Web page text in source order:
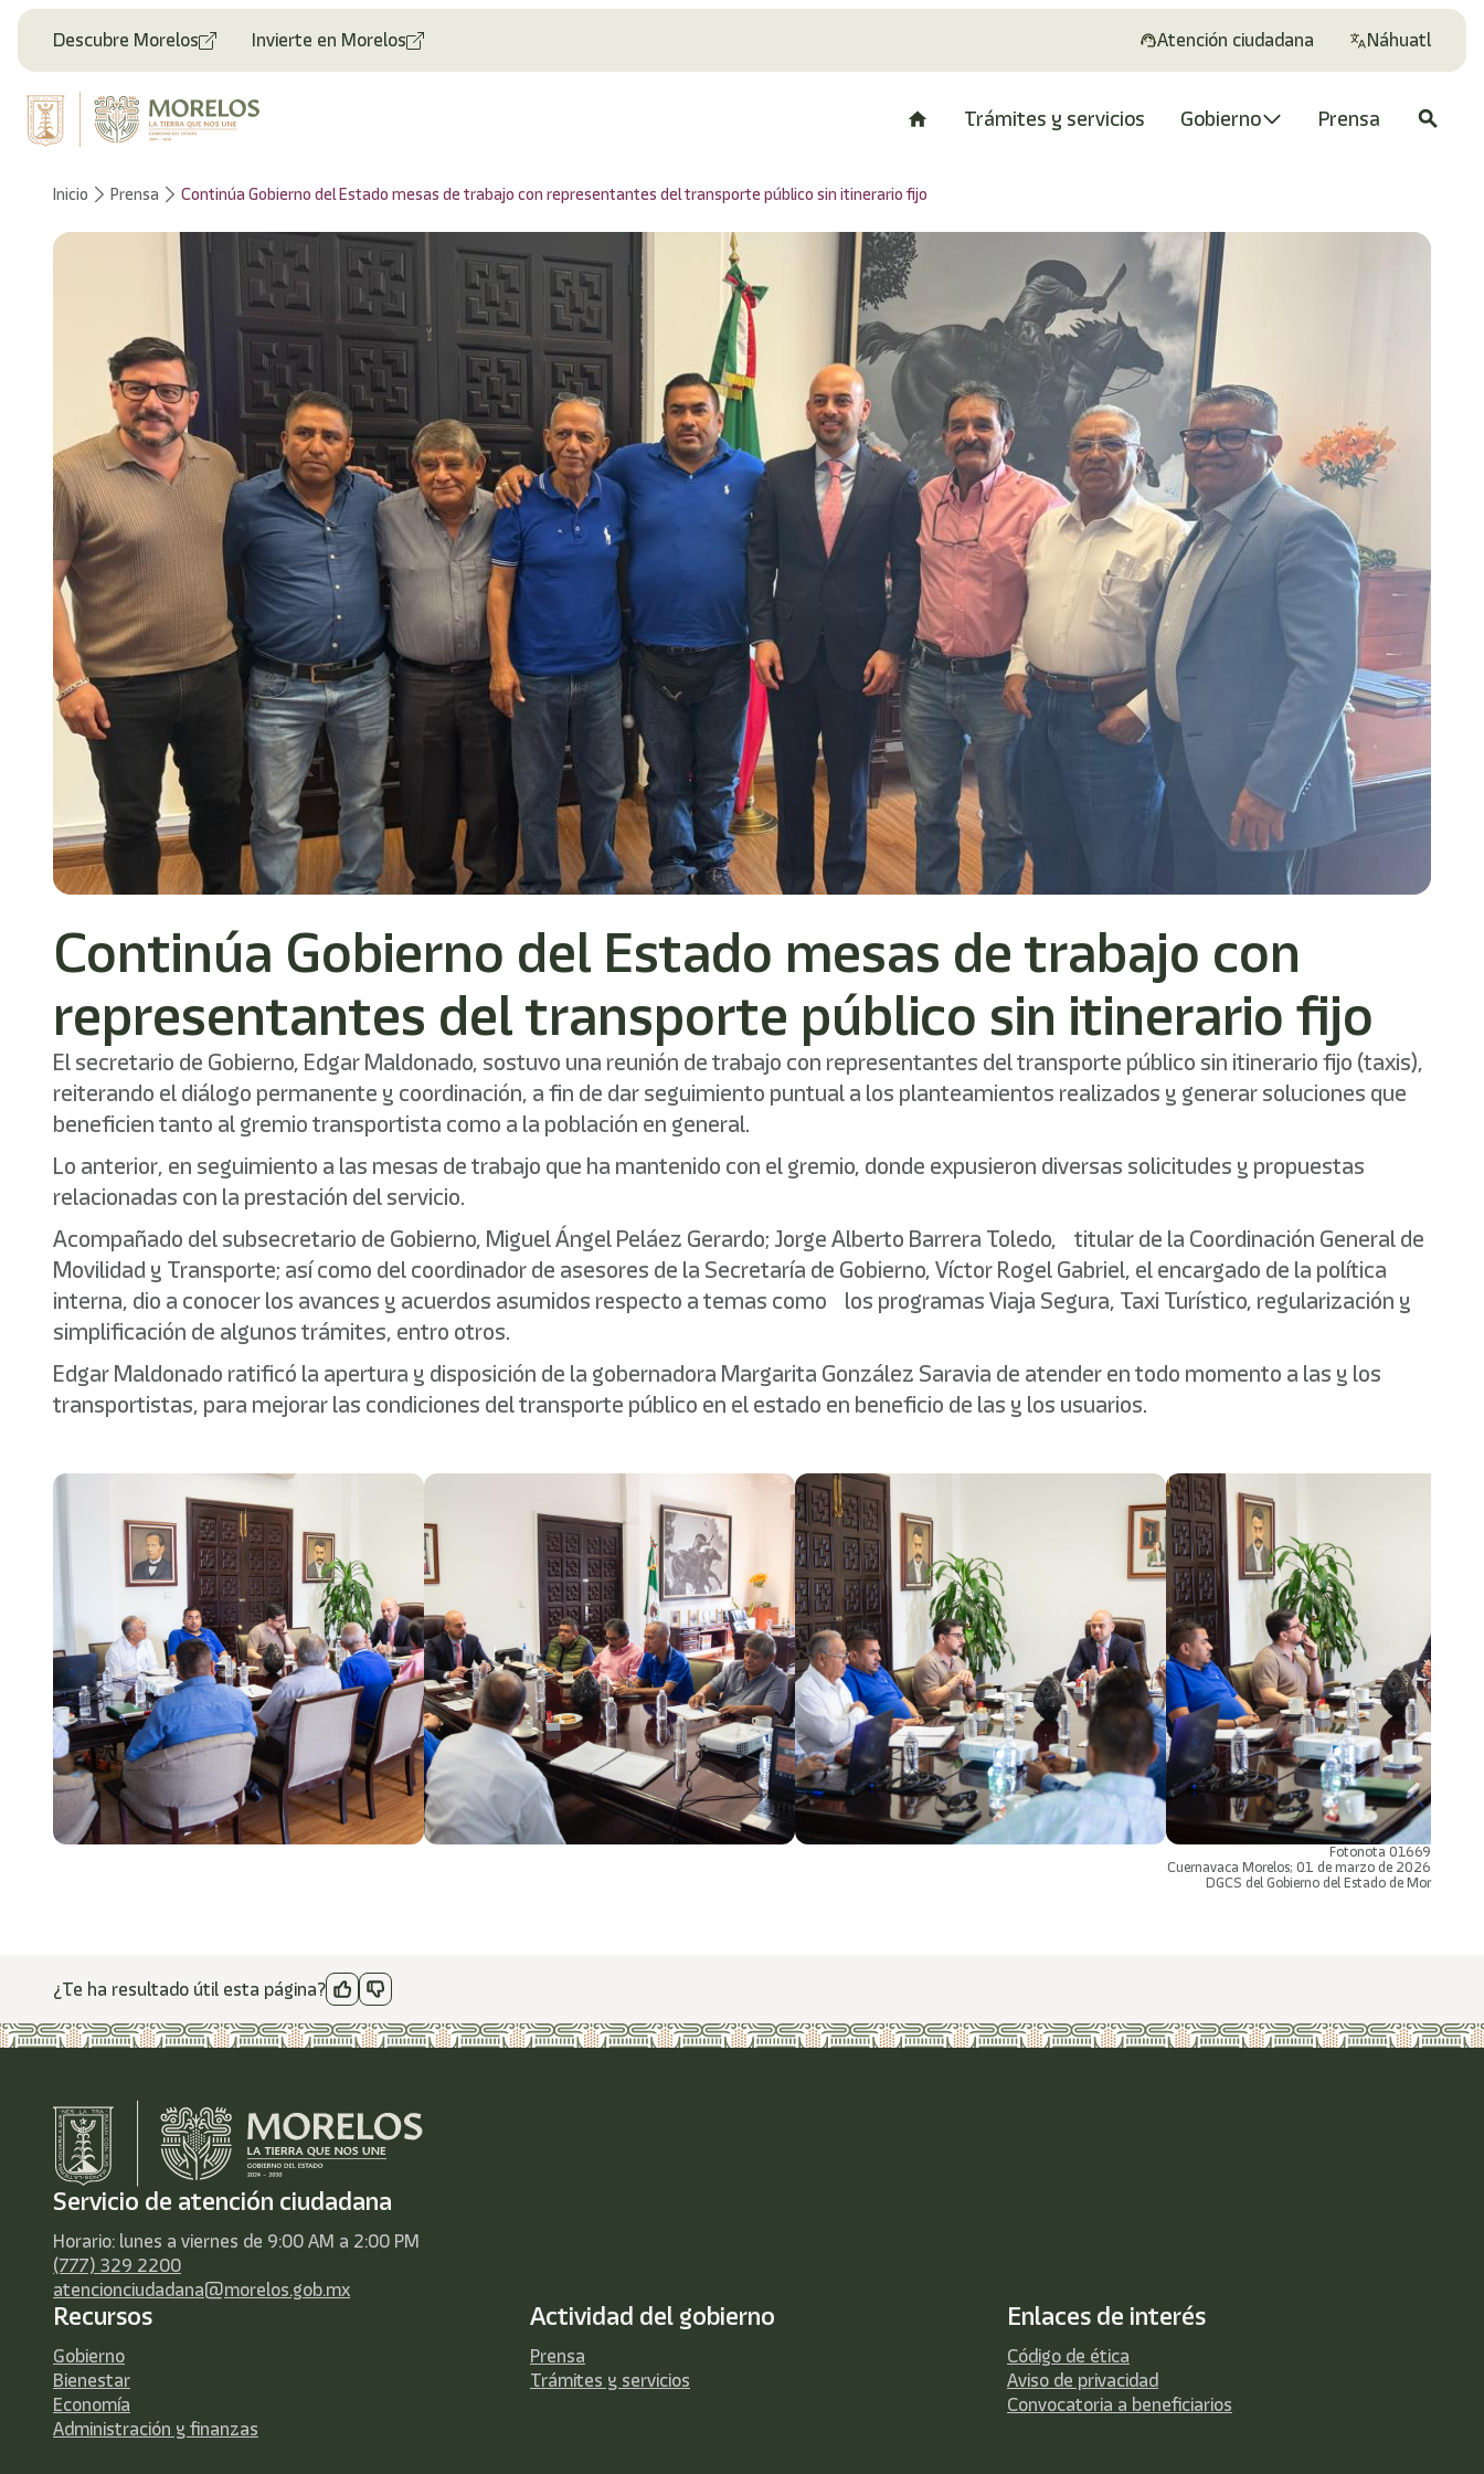
Descubre Morelos Invierte en Morelos Atención ciudadana Náhuatl
Trámites y servicios Gobierno Prensa search
Inicio Prensa Continúa Gobierno del Estado mesas de trabajo con representantes del transporte público sin itinerario fijo
Continúa Gobierno del Estado mesas de trabajo con
representantes del transporte público sin itinerario fijo
El secretario de Gobierno, Edgar Maldonado, sostuvo una reunión de trabajo con representantes del transporte público sin itinerario fijo (taxis),
reiterando el diálogo permanente y coordinación, a fin de dar seguimiento puntual a los planteamientos realizados y generar soluciones que
beneficien tanto al gremio transportista como a la población en general.
Lo anterior, en seguimiento a las mesas de trabajo que ha mantenido con el gremio, donde expusieron diversas solicitudes y propuestas
relacionadas con la prestación del servicio.
Acompañado del subsecretario de Gobierno, Miguel Ángel Peláez Gerardo; Jorge Alberto Barrera Toledo, titular de la Coordinación General de
Movilidad y Transporte; así como del coordinador de asesores de la Secretaría de Gobierno, Víctor Rogel Gabriel, el encargado de la política
interna, dio a conocer los avances y acuerdos asumidos respecto a temas como los programas Viaja Segura, Taxi Turístico, regularización y
simplificación de algunos trámites, entro otros.
Edgar Maldonado ratificó la apertura y disposición de la gobernadora Margarita González Saravia de atender en todo momento a las y los
transportistas, para mejorar las condiciones del transporte público en el estado en beneficio de las y los usuarios.
Fotonota 01669
Cuernavaca Morelos; 01 de marzo de 2026
DGCS del Gobierno del Estado de Mor
¿Te ha resultado útil esta página?
Servicio de atención ciudadana
Horario: lunes a viernes de 9:00 AM a 2:00 PM
(777) 329 2200
atencionciudadana@morelos.gob.mx
Recursos
Gobierno
Bienestar
Economía
Administración y finanzas
Actividad del gobierno
Prensa
Trámites y servicios
Enlaces de interés
Código de ética
Aviso de privacidad
Convocatoria a beneficiarios